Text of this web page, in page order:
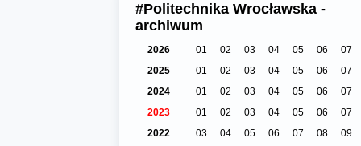
#Politechnika Wrocławska -
archiwum
2026 01 02 03 04 05 06
07
2025
01 02 03 04 05 06
07
2024
01 02 03 04 05 06
07
2023
01 02 03 04 05 06
07
2022
03 04 05 06 07 08 09